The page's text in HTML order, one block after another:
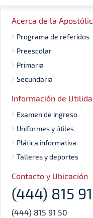
Acerca de la
Programa de referidos
Preescolar
Primaria
Secundaria
Información de
Examen de ingreso
Uniformes y útiles
Plática informativa
Talleres y deportes
Contacto y Ubicación
(444) 815
(444) 815 91 50